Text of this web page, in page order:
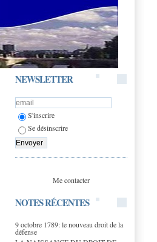
NEWSLETTER
S'inscrire
Se désinscrire
Me contacter
NOTES RÉCENTES
9 octobre 1789: le nouveau droit de la
défense